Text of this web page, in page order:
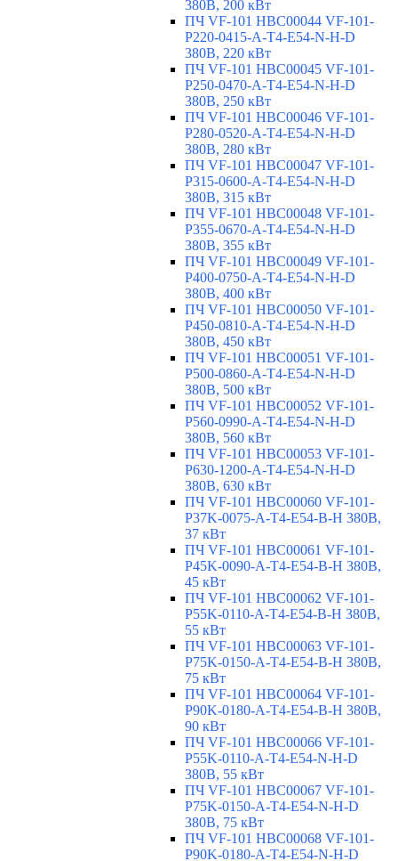
380В, 200 кВт
ПЧ VF-101 HBC00044 VF-101-
P220-0415-A-T4-E54-N-H-D
380В, 220 кВт
ПЧ VF-101 HBC00045 VF-101-
P250-0470-A-T4-E54-N-H-D
380В, 250 кВт
ПЧ VF-101 HBC00046 VF-101-
P280-0520-A-T4-E54-N-H-D
380В, 280 кВт
ПЧ VF-101 HBC00047 VF-101-
P315-0600-A-T4-E54-N-H-D
380В, 315 кВт
ПЧ VF-101 HBC00048 VF-101-
P355-0670-A-T4-E54-N-H-D
380В, 355 кВт
ПЧ VF-101 HBC00049 VF-101-
P400-0750-A-T4-E54-N-H-D
380В, 400 кВт
ПЧ VF-101 HBC00050 VF-101-
P450-0810-A-T4-E54-N-H-D
380В, 450 кВт
ПЧ VF-101 HBC00051 VF-101-
P500-0860-A-T4-E54-N-H-D
380В, 500 кВт
ПЧ VF-101 HBC00052 VF-101-
P560-0990-A-T4-E54-N-H-D
380В, 560 кВт
ПЧ VF-101 HBC00053 VF-101-
P630-1200-A-T4-E54-N-H-D
380В, 630 кВт
ПЧ VF-101 HBC00060 VF-101-
P37K-0075-A-T4-E54-B-H 380В,
37 кВт
ПЧ VF-101 HBC00061 VF-101-
P45K-0090-A-T4-E54-B-H 380В,
45 кВт
ПЧ VF-101 HBC00062 VF-101-
P55K-0110-A-T4-E54-B-H 380В,
55 кВт
ПЧ VF-101 HBC00063 VF-101-
P75K-0150-A-T4-E54-B-H 380В,
75 кВт
ПЧ VF-101 HBC00064 VF-101-
P90K-0180-A-T4-E54-B-H 380В,
90 кВт
ПЧ VF-101 HBC00066 VF-101-
P55K-0110-A-T4-E54-N-H-D
380В, 55 кВт
ПЧ VF-101 HBC00067 VF-101-
P75K-0150-A-T4-E54-N-H-D
380В, 75 кВт
ПЧ VF-101 HBC00068 VF-101-
P90K-0180-A-T4-E54-N-H-D